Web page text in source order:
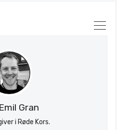
Søk
Stratagem
Gran
i Røde Kors.